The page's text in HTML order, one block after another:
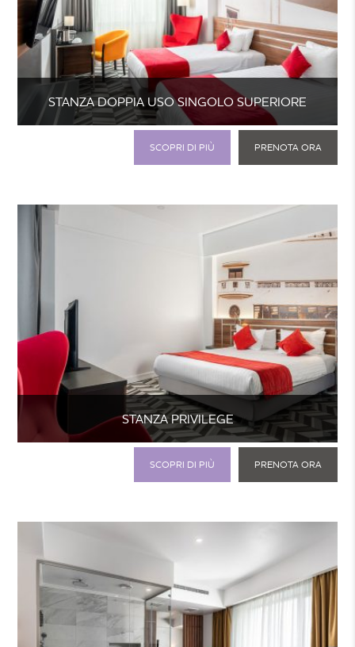
STANZA DOPPIA USO SINGOLO SUPERIORE
PRENOTA ORA
SCOPRI DI PIÙ
STANZA PRIVILEGE
PRENOTA ORA
SCOPRI DI PIÙ